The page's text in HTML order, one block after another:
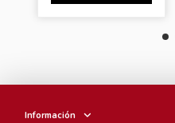
Información